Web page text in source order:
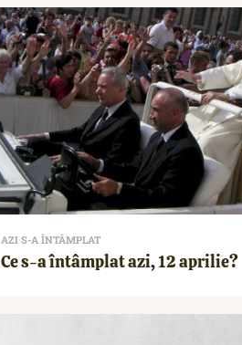
AZI S-A ÎNTÂMPLAT
Ce s-a întâmplat azi, 12 aprilie?